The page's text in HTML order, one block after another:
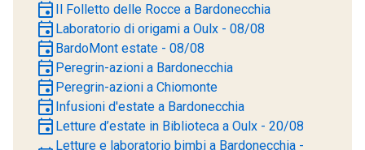
event Il Folletto delle Rocce a Bardonecchia
event Laboratorio di origami a Oulx - 08/08
event BardoMont estate - 08/08
event Peregrin-azioni a Bardonecchia
event Peregrin-azioni a Chiomonte
event Infusioni d'estate a Bardonecchia
event Letture d’estate in Biblioteca a Oulx - 20/08
Letture e laboratorio bimbi a Bardonecchia -